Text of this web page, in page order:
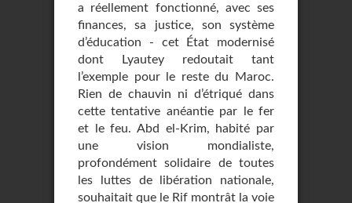
a réellement fonctionné, avec ses
finances, sa justice, son système
d’éducation - cet État modernisé
dont Lyautey redoutait tant
l’exemple pour le reste du Maroc.
Rien de chauvin ni d’étriqué dans
cette tentative anéantie par le fer
et le feu. Abd el-Krim, habité par
une vision mondialiste,
profondément solidaire de toutes
les luttes de libération nationale,
souhaitait que le Rif montrât la voie